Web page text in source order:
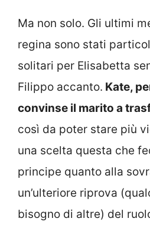
Ma non solo. Gli ultimi
regina sono stati
solitari per Elisabetta
Filippo accanto. Kate,
convinse il marito a
così da poter stare più
una scelta questa che
principe quanto alla
un’ulteriore riprova
bisogno di altre) del